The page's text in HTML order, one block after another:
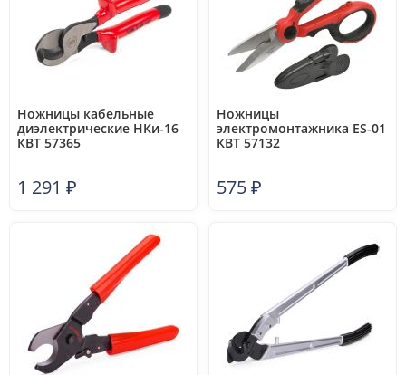
Ножницы кабельные
диэлектрические НКи-16
КВТ 57365
1 291 ₽
Ножницы
электромонтажника ES-01
КВТ 57132
575₽